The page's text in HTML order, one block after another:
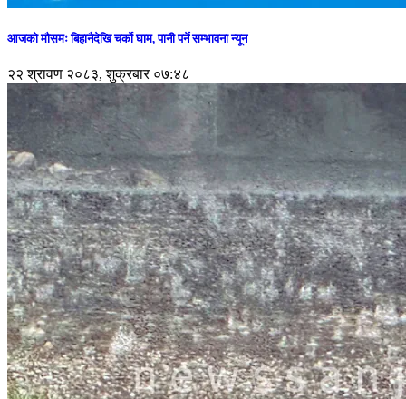
आजको मौसमः बिहानैदेखि चर्को घाम, पानी पर्ने सम्भावना न्यून
२२ श्रावण २०८३, शुक्रबार ०७:४८